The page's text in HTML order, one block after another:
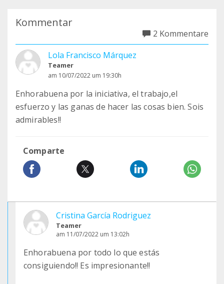
Kommentar
2 Kommentare
Lola Francisco Márquez
Teamer
am 10/07/2022 um 19:30h
Enhorabuena por la iniciativa, el trabajo,el
esfuerzo y las ganas de hacer las cosas bien. Sois
admirables!!
Comparte
Cristina García Rodriguez
Teamer
am 11/07/2022 um 13:02h
Enhorabuena por todo lo que estás
consiguiendo!! Es impresionante!!